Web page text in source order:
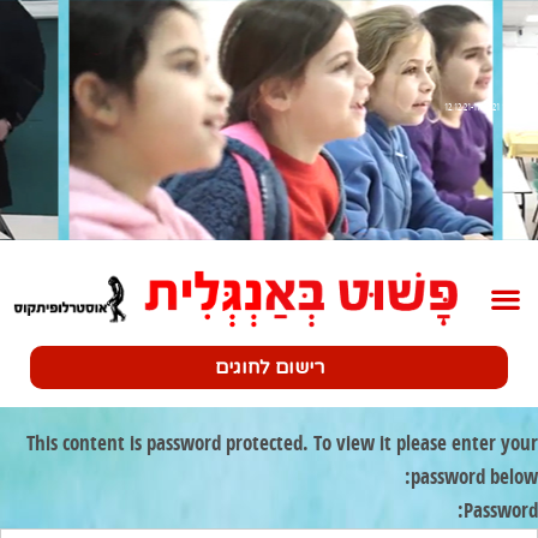
רישום לחוגים
This content is password protected. To view it please enter your
password below:
Password: